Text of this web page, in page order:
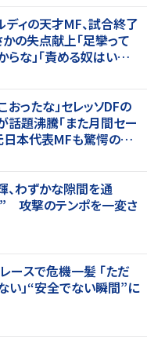
ディの天才MF、試合終了
の失点献上「足攣って
な」「責める奴はいね
の声
おったな」セレッソDFの
話題沸騰「また月間セー
元日本代表MFも驚愕の超
、わずかな隙間を通
攻撃のテンポを一変さ
ースで危機一髪 「ただ
い」“安全でない瞬間”に